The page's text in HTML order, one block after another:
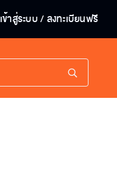
เข้าสู่ระบบ / ลงทะเบียนฟรี